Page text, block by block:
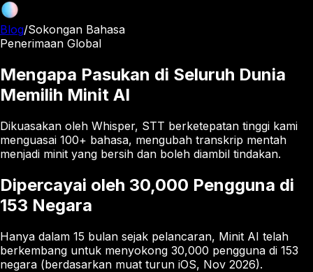
Blog/Sokongan Bahasa
Penerimaan Global
Mengapa Pasukan di Seluruh Dunia
Memilih Minit AI
Dikuasakan oleh Whisper, STT berketepatan tinggi kami
menguasai 100+ bahasa, mengubah transkrip mentah
menjadi minit yang bersih dan boleh diambil tindakan.
Dipercayai oleh 30,000 Pengguna di
153 Negara
Hanya dalam 15 bulan sejak pelancaran, Minit AI telah
berkembang untuk menyokong 30,000 pengguna di 153
negara (berdasarkan muat turun iOS, Nov 2026).